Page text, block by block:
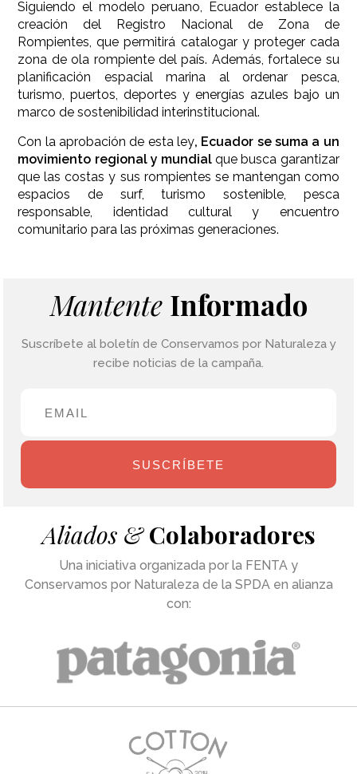
Siguiendo el modelo peruano, Ecuador establece la
creación del Registro Nacional de Zona de
Rompientes, que permitirá catalogar y proteger cada
zona de ola rompiente del país. Además, fortalece su
planificación espacial marina al ordenar pesca,
turismo, puertos, deportes y energías azules bajo un
marco de sostenibilidad interinstitucional.
Con la aprobación de esta ley, Ecuador se suma a un
movimiento regional y mundial que busca garantizar
que las costas y sus rompientes se mantengan como
espacios de surf, turismo sostenible, pesca
responsable, identidad cultural y encuentro
comunitario para las próximas generaciones.
Mantente Informado
Suscríbete al boletín de Conservamos por Naturaleza y
recibe noticias de la campaña.
SUSCRÍBETE
Aliados & Colaboradores
Una iniciativa organizada por la FENTA y
Conservamos por Naturaleza de la SPDA en alianza
con: